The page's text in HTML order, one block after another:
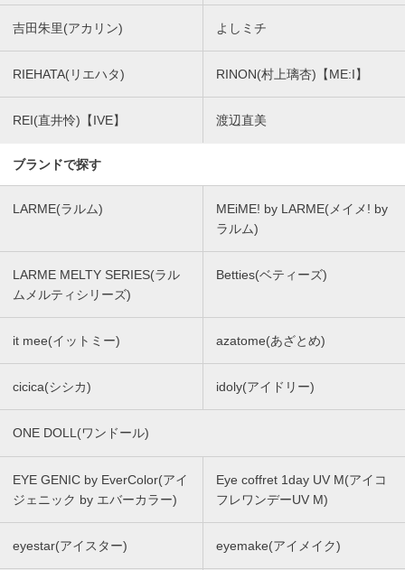
吉田朱里(アカリン) よしミチ
RIEHATA(リエハタ) RINON(村上璃杏)【ME:I】
REI(直井怜)【IVE】 渡辺直美
ブランドで探す
LARME(ラルム)
MEiME! by LARME(メイメ! by
ラルム)
LARME MELTY SERIES(ラル
ムメルティシリーズ)
Betties(ベティーズ)
it mee(イットミー) azatome(あざとめ)
cicica(シシカ) idoly(アイドリー)
ONE DOLL(ワンドール)
EYE GENIC by EverColor(アイ
ジェニック by エバーカラー)
Eye coffret 1day UV M(アイコ
フレワンデーUV M)
eyestar(アイスター) eyemake(アイメイク)